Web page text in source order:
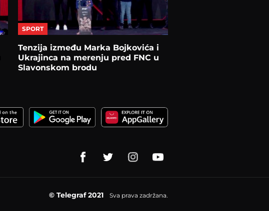
SPORT
Tenzija između Marka Bojkovića i
Ukrajinca na merenju pred FNC u
Slavonskom brodu
© Telegraf 2021 Sva prava zadržana.